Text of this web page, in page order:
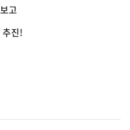
고
진!